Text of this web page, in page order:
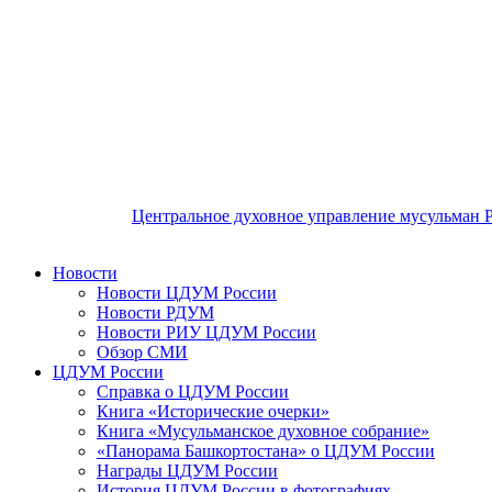
Центральное духовное управление мусульман
Новости
Новости ЦДУМ России
Новости РДУМ
Новости РИУ ЦДУМ России
Обзор СМИ
ЦДУМ России
Справка о ЦДУМ России
Книга «Исторические очерки»
Книга «Мусульманское духовное собрание»
«Панорама Башкортостана» о ЦДУМ России
Награды ЦДУМ России